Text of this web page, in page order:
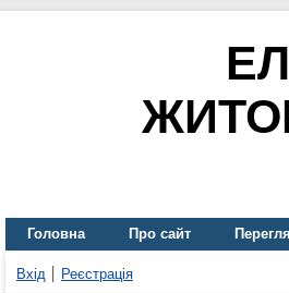
Головна Про сайт
Вхід Реєстрація